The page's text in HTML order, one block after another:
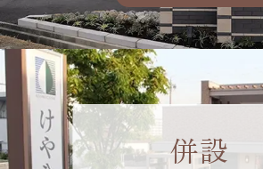
併設